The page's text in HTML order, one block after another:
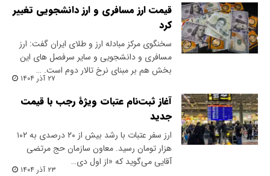
قیمت ارز مسافری و ارز دانشجویی تغییر
کرد
سخنگوی مرکز مبادله ارز و طلای ایران گفت: ارز
مسافری و دانشجویی و سایر سرفصل های این
بخش هم بر مبنای نرخ تالار دوم است. …
۲۷ آذر ۱۴۰۴
آغاز ثبت‌نام عتبات ویژۀ رجب با قیمت
جدید
ارز سفر عتبات با رشد بیش از ۲۰ درصدی به ۱۰۲
هزار تومان رسید. معاون سازمان حج مرتضی
آقایی می‌گوید که «از اول دی…
۲۳ آذر ۱۴۰۴